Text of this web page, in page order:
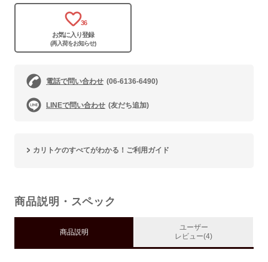
36
お気に入り登録
(再入荷をお知らせ)
電話で問い合わせ (06-6136-6490)
LINEで問い合わせ (友だち追加)
カリトケのすべてがわかる！ご利用ガイド
商品説明・スペック
商品説明
ユーザー
レビュー(4)